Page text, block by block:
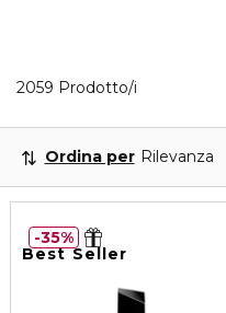
2059 Prodotto/i
Ordina per Rilevanza
Best Seller
35%